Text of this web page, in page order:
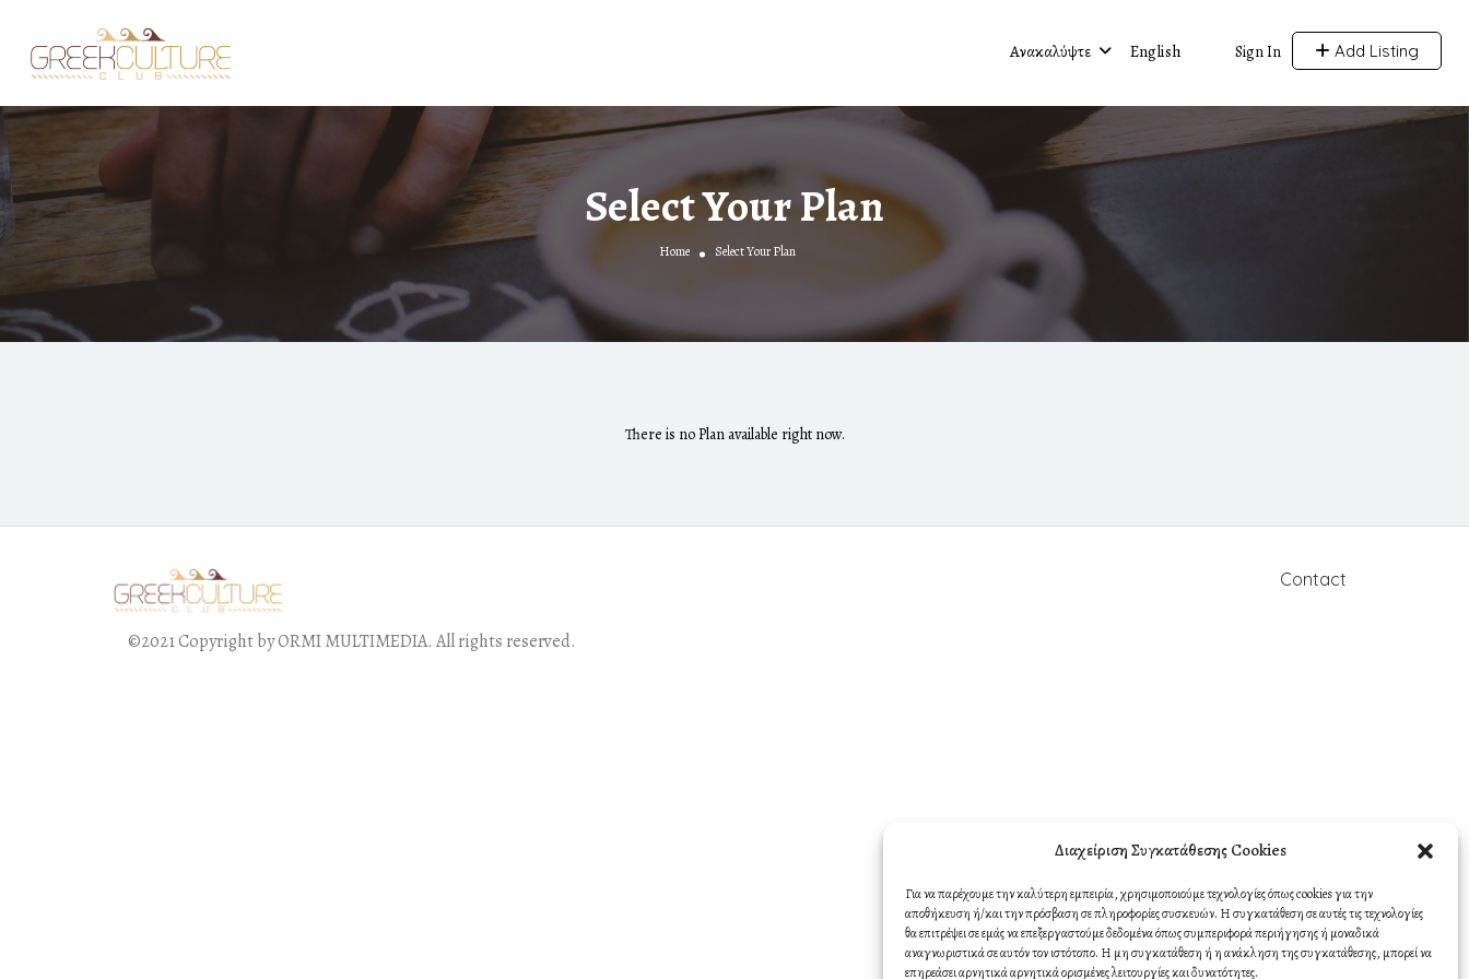
Διαχείριση Συγκατάθεσης Cookies
Για να παρέχουμε την καλύτερη εμπειρία, χρησιμοποιούμε τεχνολογίες όπως cookies για την
αποθήκευση ή/και την πρόσβαση σε πληροφορίες συσκευών. Η συγκατάθεση σε αυτές τις τεχνολογίες
θα επιτρέψει σε εμάς να επεξεργαστούμε δεδομένα όπως συμπεριφορά περιήγησης ή μοναδικά
αναγνωριστικά σε αυτόν τον ιστότοπο. Η μη συγκατάθεση ή η ανάκληση της συγκατάθεσης, μπορεί να
επηρεάσει αρνητικά αρνητικά ορισμένες λειτουργίες και δυνατότητες.
Sign In Add Listing
Ανακαλύψτε English
Select Your Plan
Home Select Your Plan
There is no Plan available right now.
©2021 Copyright by ORMI MULTIMEDIA. All rights reserved.
Contact